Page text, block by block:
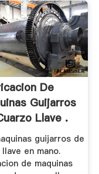
De
Guijarros
Llave .
guijarros de
en mano.
de maquinas